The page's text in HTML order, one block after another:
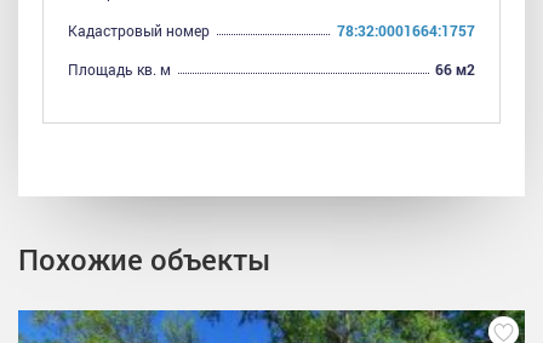
Кадастровый номер
78:32:0001664:1757
Площадь кв. м
66 м2
Похожие объекты